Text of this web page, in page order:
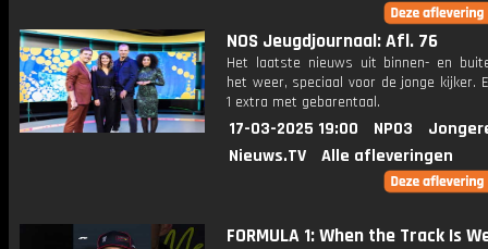
NOS Jeugdjournaal: Afl. 76
Het laatste nieuws uit binnen- en
het weer, speciaal voor de jonge kijker.
1 extra met gebarentaal.
17-03-2025 19:00 NPO3
Nieuws.TV
Alle afleveringen
FORMULA 1: When the Track Is